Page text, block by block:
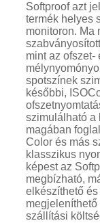
Softproof azt
termék helyes
monitoron. Ma
mint az ofszet-
spotszínek
későbbi,
szimulálható a
magában
Color és más
klasszikus
képest az
megbízható,
elkészíthető
szállítási